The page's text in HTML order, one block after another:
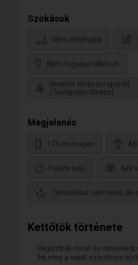
Kettőtök története
Regisztrálj most és ismerkedj
Írd meg a saját szerelmes
Szokások
Nem dohányzik
Nem fogyaszt alkoholt
Hetente többször sportol
(Testépítés/fitnesz)
Megjelenés
173 cm magas
Fekete hajú Kék
Tetoválásai: neki nincs, de